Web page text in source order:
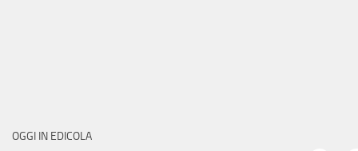
OGGI IN EDICOLA